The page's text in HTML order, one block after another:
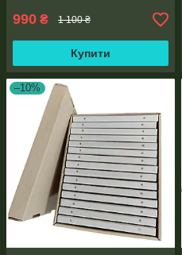
990 ₴ 1 100 ₴
Купити
–10%